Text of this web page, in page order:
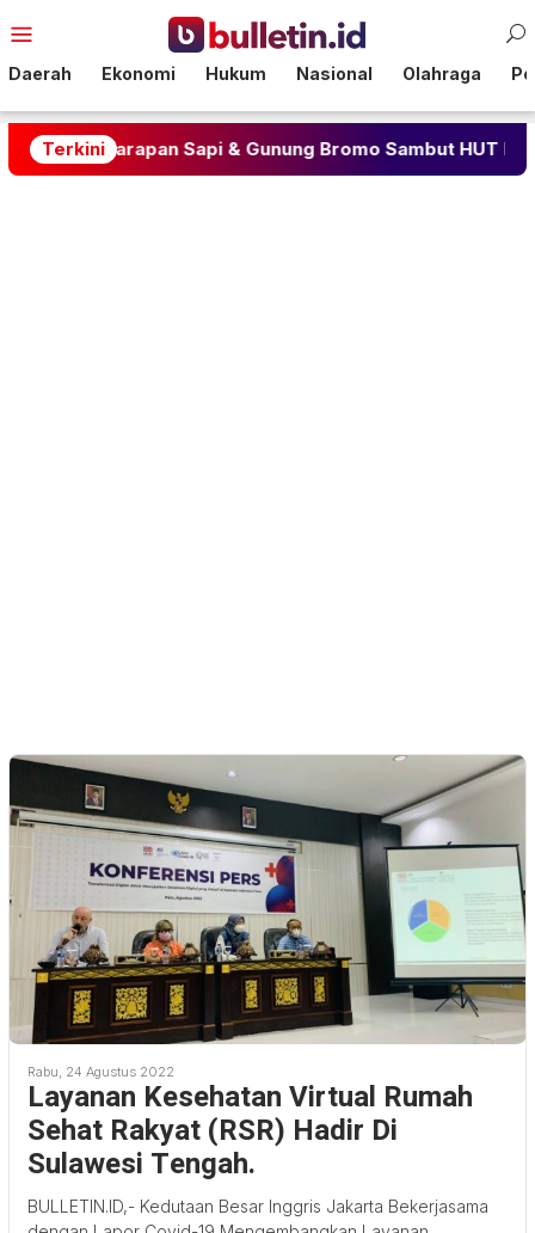
ke
Mobile
Daerah Ekonomi Hukum Nasional Olahraga
Terkini
Karapan Sapi & Gunung Bromo Sambut HUT ke-81 RI
Rabu, 24 Agustus 2022
Layanan Kesehatan Virtual Rumah
Sehat Rakyat (RSR) Hadir Di
Sulawesi Tengah.
BULLETIN.ID,- Kedutaan Besar Inggris Jakarta Bekerjasama